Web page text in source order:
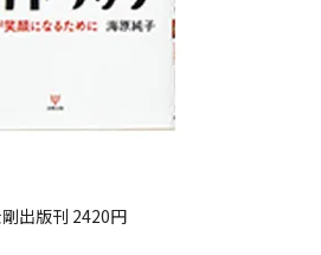
出版刊 2420円